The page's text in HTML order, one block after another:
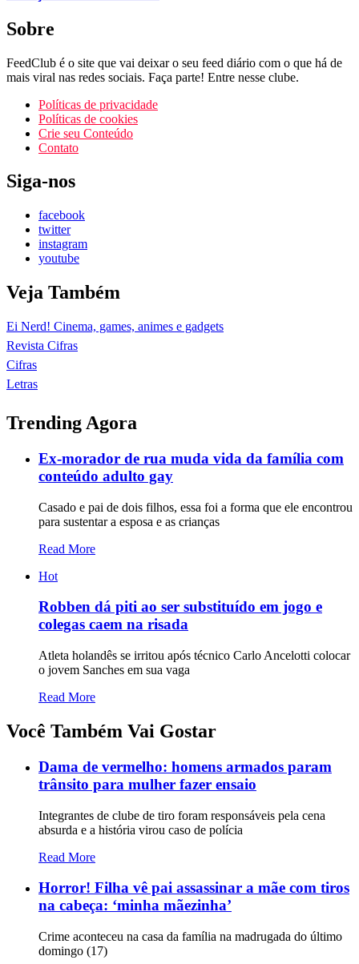
Sobre
FeedClub é o site que vai deixar o seu feed diário com o que há de
mais viral nas redes sociais. Faça parte! Entre nesse clube.
Políticas de privacidade
Políticas de cookies
Crie seu Conteúdo
Contato
Siga-nos
facebook
twitter
instagram
youtube
Veja Também
Ei Nerd! Cinema, games, animes e gadgets
Revista Cifras
Cifras
Letras
Trending Agora
Ex-morador de rua muda vida da família com
conteúdo adulto gay
Casado e pai de dois filhos, essa foi a forma que ele encontrou
para sustentar a esposa e as crianças
Read More
Hot
Robben dá piti ao ser substituído em jogo e
colegas caem na risada
Atleta holandês se irritou após técnico Carlo Ancelotti colocar
o jovem Sanches em sua vaga
Read More
Você Também Vai Gostar
Dama de vermelho: homens armados param
trânsito para mulher fazer ensaio
Integrantes de clube de tiro foram responsáveis pela cena
absurda e a história virou caso de polícia
Read More
Horror! Filha vê pai assassinar a mãe com tiros
na cabeça: ‘minha mãezinha’
Crime aconteceu na casa da família na madrugada do último
domingo (17)